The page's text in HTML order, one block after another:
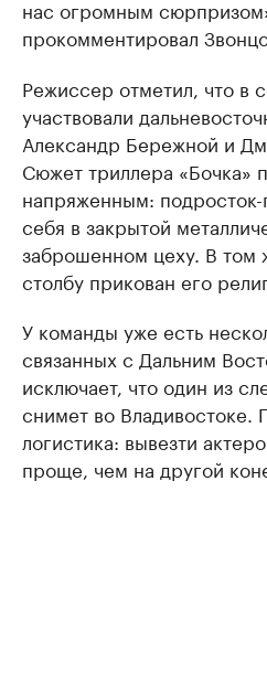
нас огромным
прокомментировал
Режиссер отметил, что в
участвовали
Александр Бережной и
Сюжет триллера «Бочка»
напряженным:
себя в закрытой
заброшенном цеху. В
столбу прикован его
У команды уже есть
связанных с Дальним
исключает, что один из
снимет во Владивостоке.
логистика: вывезти
проще, чем на другой